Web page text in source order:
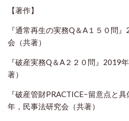
【著作】
『通常再生の実務Q＆A１５０問
会（共著）
『破産実務Q＆A２２０問』2019
著）
『破産管財PRACTICE−留意点と
年，民事法研究会（共著）